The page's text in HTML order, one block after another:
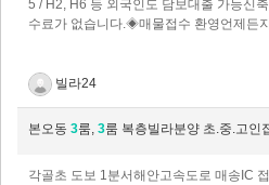
5 / H2, H6 등 외국인도 담보대출 가능신
수료가 없습니다.◈매물접수 환영언제든
빌라24
본오동 3룸, 3룸 복층빌라분양 초.중.고인
각골초 도보 1분서해안고속도로 매송IC